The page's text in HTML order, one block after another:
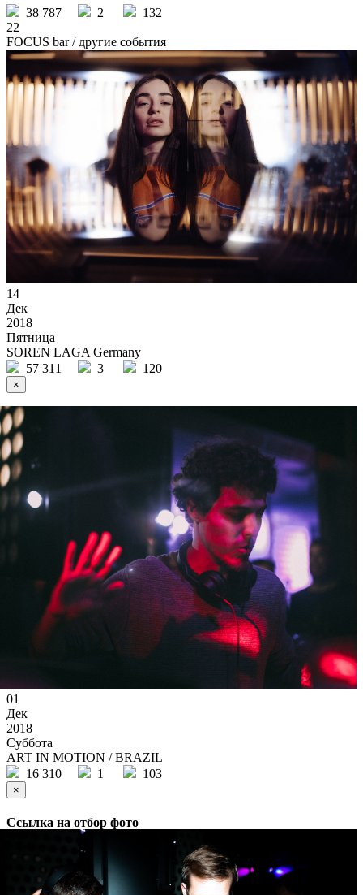
38 787
2
132
22
FOCUS bar/ другие события
14
Дек
2018
Пятница
SOREN LAGA Germany
57 311
3 120
×
Ссылка на отбор фото
01
Дек
2018
Суббота
ART IN MOTION / BRAZIL
16 310
1 103
×
Ссылка на отбор фото